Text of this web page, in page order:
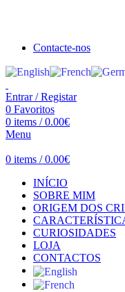
Contacte-nos
Entrar / Registar
0 Favoritos
0 items / 0.00€
Menu
0 items / 0.00€
INÍCIO
SOBRE MIM
ORIGEM DOS
CURIOSIDADES
LOJA
CONTACTOS